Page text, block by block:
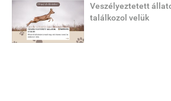
Veszélyeztetett
találkozol velük